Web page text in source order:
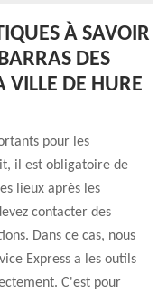
À SAVOIR
DES
VILLE DE HURE
pour les
il est obligatoire de
lieux après les
contacter des
Dans ce cas, nous
Express a les outils
C'est pour